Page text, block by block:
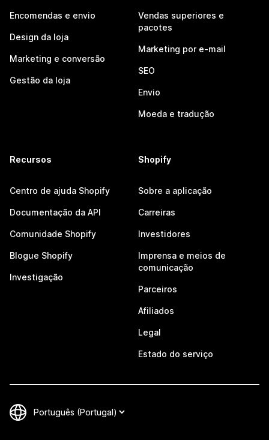
Encomendas e envio
Design da loja
Marketing e conversão
Gestão da loja
Vendas superiores e
pacotes
Marketing por e-mail
SEO
Envio
Moeda e tradução
Recursos
Centro de ajuda Shopify
Documentação da API
Comunidade Shopify
Blogue Shopify
Investigação
Shopify
Sobre a aplicação
Carreiras
Investidores
Imprensa e meios de
comunicação
Parceiros
Afiliados
Legal
Estado do serviço